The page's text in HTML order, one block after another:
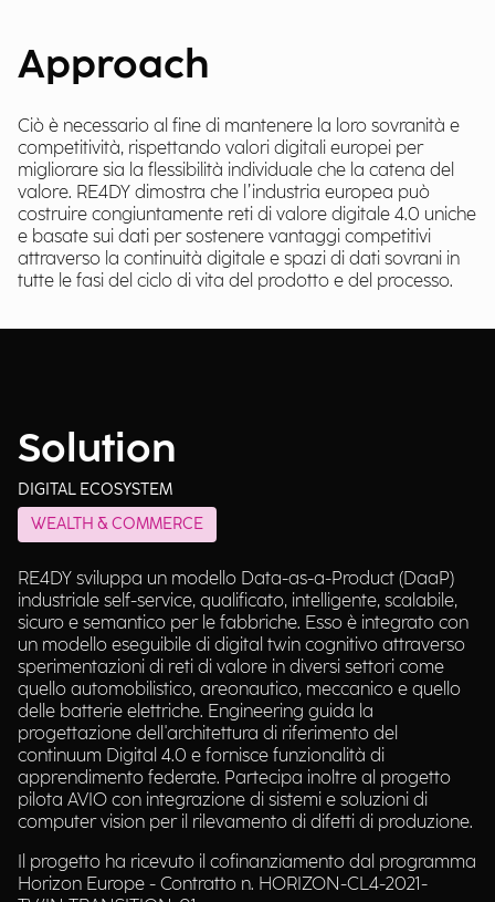
Approach
Ciò è necessario al fine di mantenere la loro sovranità e
competitività, rispettando valori digitali europei per
migliorare sia la flessibilità individuale che la catena del
valore. RE4DY dimostra che l’industria europea può
costruire congiuntamente reti di valore digitale 4.0 uniche
e basate sui dati per sostenere vantaggi competitivi
attraverso la continuità digitale e spazi di dati sovrani in
tutte le fasi del ciclo di vita del prodotto e del processo.
Solution
DIGITAL ECOSYSTEM
WEALTH & COMMERCE
RE4DY sviluppa un modello Data-as-a-Product (DaaP)
industriale self-service, qualificato, intelligente, scalabile,
sicuro e semantico per le fabbriche. Esso è integrato con
un modello eseguibile di digital twin cognitivo attraverso
sperimentazioni di reti di valore in diversi settori come
quello automobilistico, areonautico, meccanico e quello
delle batterie elettriche. Engineering guida la
progettazione dell'architettura di riferimento del
continuum Digital 4.0 e fornisce funzionalità di
apprendimento federate. Partecipa inoltre al progetto
pilota AVIO con integrazione di sistemi e soluzioni di
computer vision per il rilevamento di difetti di produzione.
Il progetto ha ricevuto il cofinanziamento dal programma
Horizon Europe - Contratto n. HORIZON-CL4-2021-